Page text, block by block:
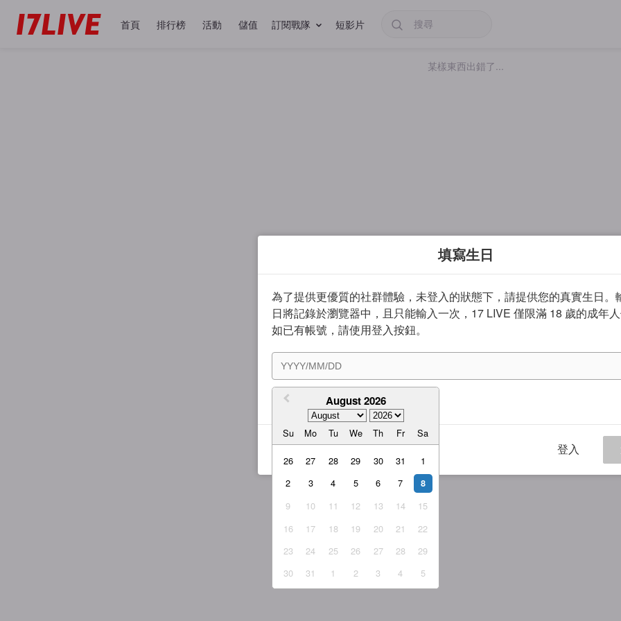
首頁 排行榜 活動 儲值 訂閱戰隊 短影片
某樣東西出錯了...
填寫生日
為了提供更優質的社群體驗，未登入的狀態下，請提供您的真實生日。
日將記錄於瀏覽器中，且只能輸入一次，17 LIVE 僅限滿 18 歲的成年人
如已有帳號，請使用登入按鈕。
August 2026
Su Mo Tu We Th Fr Sa
26 27 28 29 30 31
1
2
3 4 5 6 7 8
9 10 11 12 13 14
15
16
17 18 19 20 21
22
23
24 25 26 27 28
29
30
31 1 2 3 4 5
我同意 服務條款與隱私權政策
登入